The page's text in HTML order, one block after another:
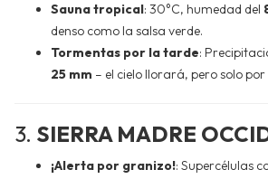
Sauna tropical: 30°C, humedad del
denso como la salsa verde.
Tormentas por la tarde:
25 mm – el cielo llorará, pero solo
3. SIERRA MADRE
¡Alerta por granizo!: Supercélulas